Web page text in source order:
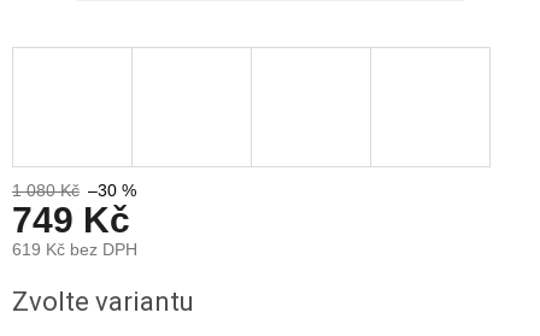
1 080 Kč –30 %
749 Kč
619 Kč bez DPH
cena:
Zvolte variantu